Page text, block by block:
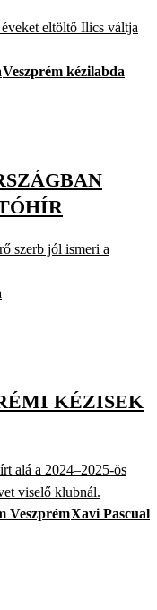
eltöltő Ilics váltja
Veszprém kézilabda
szerb jól ismeri a
KÉZISEK
alá a 2024–2025-ös
viselő klubnál.
VeszprémXavi Pascual